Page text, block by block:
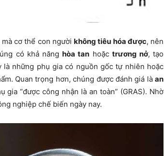
mà cơ thể con ngườikhông tiêu hóa được, nên
có khả nănghòa tan hoặc trương nở, tạo
là những phụ gia có nguồn gốc tự nhiên hoặc
Quan trọng hơn, chúng được đánh giá là an
gia “được công nhận là an toàn” (GRAS). Nhờ
nghiệp chế biến ngày nay.